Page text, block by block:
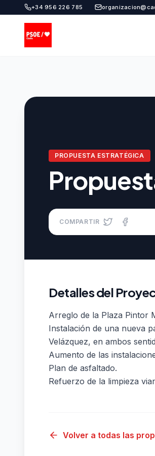
+34 956 226 785
PROPUESTA ESTRATÉGICA
COMPARTIR
Detalles del
Arreglo de la Plaza Pintor
Instalación de una nueva
Velázquez, en ambos
Aumento de las
Plan de asfaltado.
Refuerzo de la limpieza
Volver a todas las